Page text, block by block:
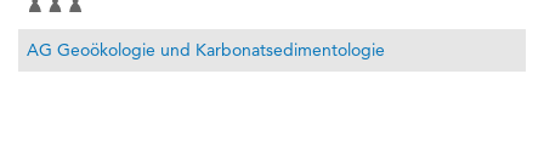
AG Geoökologie und Karbonatsedimentologie